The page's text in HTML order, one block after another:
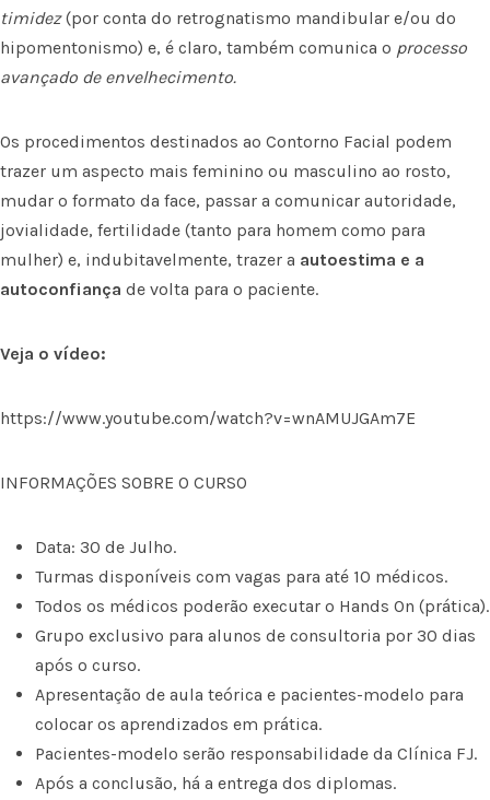
timidez(por conta do retrognatismo mandibular e/ou do
hipomentonismo) e, é claro, também comunica o processo
avançado de envelhecimento.
Os procedimentos destinados ao Contorno Facial podem
trazer um aspecto mais feminino ou masculino ao rosto,
mudar o formato da face, passar a comunicar autoridade,
jovialidade, fertilidade (tanto para homem como para
mulher) e, indubitavelmente, trazer a autoestima e a
autoconfiança de volta para o paciente.
Veja o vídeo:
https://www.youtube.com/watch?v=wnAMUJGAm7E
INFORMAÇÕES SOBRE O CURSO
Data: 30 de Julho.
Turmas disponíveis com vagas para até 10 médicos.
Todos os médicos poderão executar o Hands On (prática).
Grupo exclusivo para alunos de consultoria por 30 dias
após o curso.
Apresentação de aula teórica e pacientes-modelo para
colocar os aprendizados em prática.
Pacientes-modelo serão responsabilidade da Clínica FJ.
Após a conclusão, há a entrega dos diplomas.